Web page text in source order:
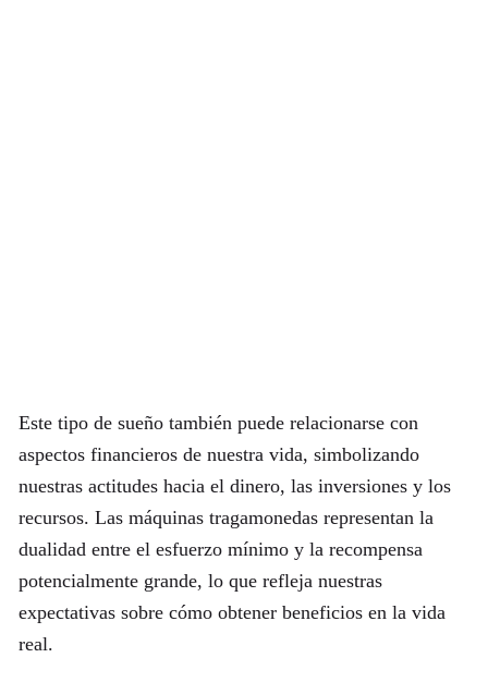
Este tipo de sueño también puede relacionarse con
aspectos financieros de nuestra vida, simbolizando
nuestras actitudes hacia el dinero, las inversiones y los
recursos. Las máquinas tragamonedas representan la
dualidad entre el esfuerzo mínimo y la recompensa
potencialmente grande, lo que refleja nuestras
expectativas sobre cómo obtener beneficios en la vida
real.